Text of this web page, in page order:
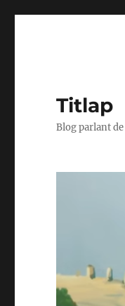
Titlap
Blog parlant